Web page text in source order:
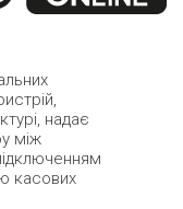
надає
між
касових